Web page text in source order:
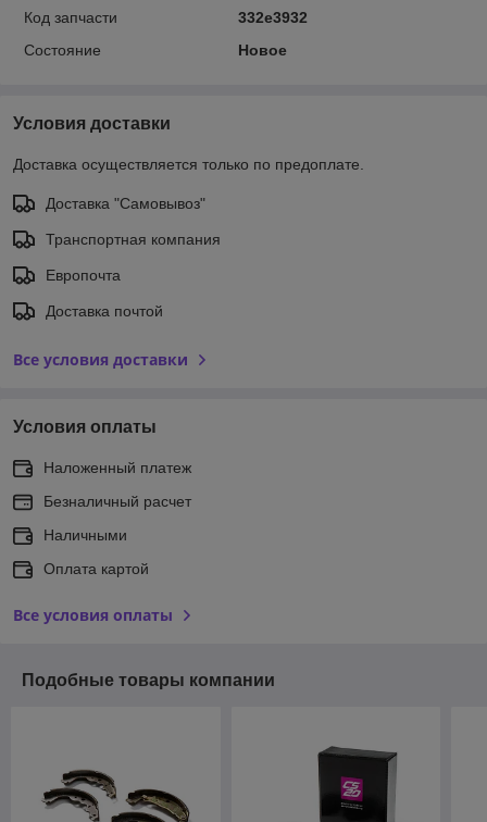
Код запчасти
332e3932
Состояние
Новое
Условия доставки
Доставка осуществляется только по предоплате.
Доставка "Самовывоз"
Транспортная компания
Европочта
Доставка почтой
Все условия доставки
Условия оплаты
Наложенный платеж
Безналичный расчет
Наличными
Оплата картой
Все условия оплаты
Подобные товары компании